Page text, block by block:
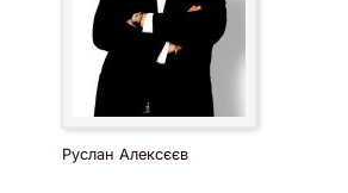
Руслан Алексєєв